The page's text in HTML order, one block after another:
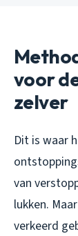
voor
zelver
Dit is waar
van
lukken.
verkeerd